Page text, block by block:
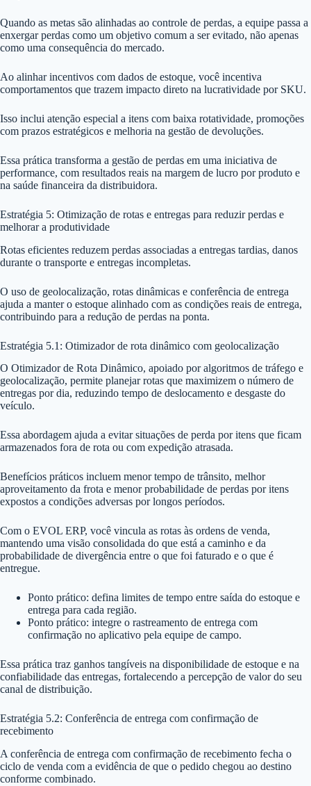
Quando as metas são alinhadas ao controle de perdas, a equipe passa a
enxergar perdas como um objetivo comum a ser evitado, não apenas
como uma consequência do mercado.
Ao alinhar incentivos com dados de estoque, você incentiva
comportamentos que trazem impacto direto na lucratividade por SKU.
Isso inclui atenção especial a itens com baixa rotatividade, promoções
com prazos estratégicos e melhoria na gestão de devoluções.
Essa prática transforma a gestão de perdas em uma iniciativa de
performance, com resultados reais na margem de lucro por produto e
na saúde financeira da distribuidora.
Estratégia 5: Otimização de rotas e entregas para reduzir perdas e
melhorar a produtividade
Rotas eficientes reduzem perdas associadas a entregas tardias, danos
durante o transporte e entregas incompletas.
O uso de geolocalização, rotas dinâmicas e conferência de entrega
ajuda a manter o estoque alinhado com as condições reais de entrega,
contribuindo para a redução de perdas na ponta.
Estratégia 5.1: Otimizador de rota dinâmico com geolocalização
O Otimizador de Rota Dinâmico, apoiado por algoritmos de tráfego e
geolocalização, permite planejar rotas que maximizem o número de
entregas por dia, reduzindo tempo de deslocamento e desgaste do
veículo.
Essa abordagem ajuda a evitar situações de perda por itens que ficam
armazenados fora de rota ou com expedição atrasada.
Benefícios práticos incluem menor tempo de trânsito, melhor
aproveitamento da frota e menor probabilidade de perdas por itens
expostos a condições adversas por longos períodos.
Com o EVOL ERP, você vincula as rotas às ordens de venda,
mantendo uma visão consolidada do que está a caminho e da
probabilidade de divergência entre o que foi faturado e o que é
entregue.
Ponto prático: defina limites de tempo entre saída do estoque e
entrega para cada região.
Ponto prático: integre o rastreamento de entrega com
confirmação no aplicativo pela equipe de campo.
Essa prática traz ganhos tangíveis na disponibilidade de estoque e na
confiabilidade das entregas, fortalecendo a percepção de valor do seu
canal de distribuição.
Estratégia 5.2: Conferência de entrega com confirmação de
recebimento
A conferência de entrega com confirmação de recebimento fecha o
ciclo de venda com a evidência de que o pedido chegou ao destino
conforme combinado.